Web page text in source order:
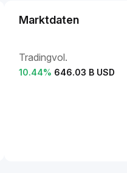
Marktdaten
Tradingvol.
10.44% 646.03 B USD